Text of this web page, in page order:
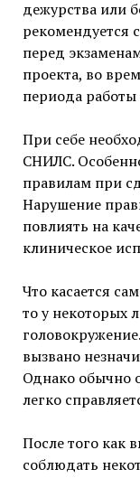
дежурства или
рекомендуется
перед
проекта, во
периода работы
При себе
СНИЛС.
правилам при
Нарушение
повлиять на
клиническое
Что касается
то у некоторых
вызвано
Однако обычно
легко
После того как
соблюдать